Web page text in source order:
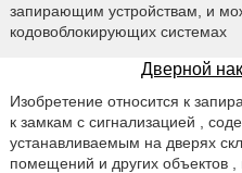
запирающим устройствам, и
кодовоблокирующих системах
Дверной
Изобретение относится к
к замкам с сигнализацией ,
устанавливаемым на дверях
помещений и других объектов ,